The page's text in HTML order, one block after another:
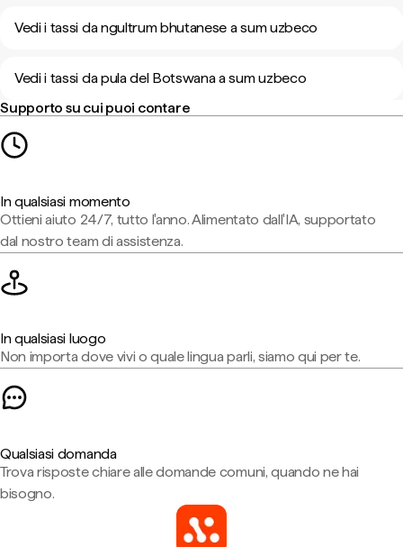
Vedi i tassi da ngultrum bhutanese a sum uzbeco
Vedi i tassi da pula del Botswana a sum uzbeco
Supporto su cui puoi contare
In qualsiasi momento
Ottieni aiuto 24/7, tutto l'anno. Alimentato dall'IA, supportato
dal nostro team di assistenza.
In qualsiasi luogo
Non importa dove vivi o quale lingua parli, siamo qui per te.
Qualsiasi domanda
Trova risposte chiare alle domande comuni, quando ne hai
bisogno.